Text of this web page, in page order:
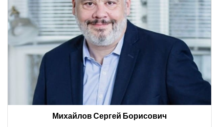
Михайлов Сергей Борисович